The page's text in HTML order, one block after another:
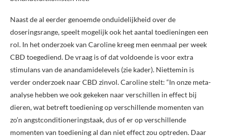
Naast de al eerder genoemde onduidelijkheid over de
doseringsrange, speelt mogelijk ook het aantal toedieningen een
rol. In het onderzoek van Caroline kreeg men eenmaal per week
CBD toegediend. De vraag is of dat voldoende is voor extra
stimulans van de anandamidelevels (zie kader). Niettemin is
verder onderzoek naar CBD zinvol. Caroline stelt: “In onze meta-
analyse hebben we ook gekeken naar verschillen in effect bij
dieren, wat betreft toediening op verschillende momenten van
zo’n angstconditioneringstaak, dus of er op verschillende
momenten van toediening al dan niet effect zou optreden. Daar